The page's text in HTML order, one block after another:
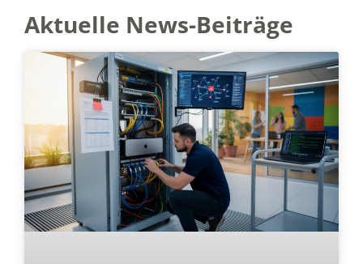
Aktuelle News-Beiträge